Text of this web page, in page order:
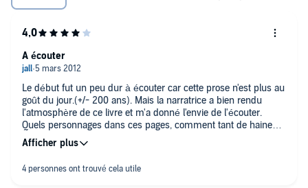
Le début fut un peu dur à écouter car cette prose n'est plus au
goût du jour.(+/- 200 ans). Mais la narratrice a bien rendu
l'atmosphère de ce livre et m'a donné l'envie de l'écouter.
Quels personnages dans ces pages, comment tant de haine
peut-il rendre aveugle et détruire tout ce qui l'entoure.
Heureusement l'amour triomphe mais quel gâchis. Un très
grand Roman et le seul d'Emily Jane Brontë.
A écouter